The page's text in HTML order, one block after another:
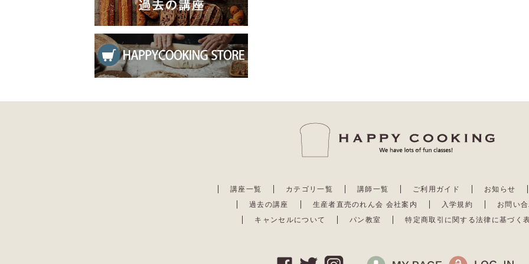
講座一覧 カテゴリ一覧 講師一覧 ご利用ガイド お知らせ
過去の講座
生産者直売のれん会 会社案内 入学規約
お問い
キャンセルについて
パン教室 特定商取引に関する法律に基づく